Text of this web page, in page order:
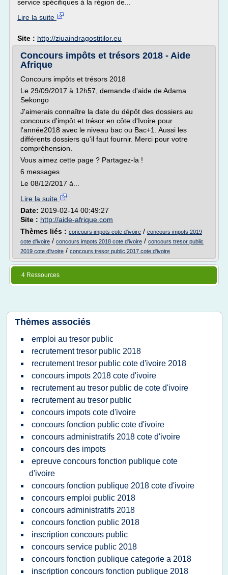
service spécifiques à la région de...
Lire la suite
Site : http://ziuaindragostitilor.eu
Concours impôts et trésors 2018 - Aide
Afrique
Concours impôts et trésors 2018
Le 29/09/2017 à 12h57, demande d'aide de Adama
Sekongo
J'aimerais connaître la date du dépôt des dossiers au
concours d'impôt et trésor en côte d'Ivoire pour
l'année2018 avec le niveau bac ou Bac+1. Aussi les
différents dossiers qu'il faut fournir. Merci pour votre
compréhension.
Vous aimez cette page ? Partagez-la !
6 messages
Le 08/12/2017 à...
Lire la suite
Date: 2019-02-14 00:49:27
Site : http://aide-afrique.com
Thèmes liés : concours impots cote d'ivoire / concours impots 2019
cote d'ivoire / concours impots 2018 cote d'ivoire / concours tresor public
2019 cote d'ivoire / concours tresor public 2017 cote d'ivoire
4 Ressources
Thèmes associés
emploi au tresor public
recrutement tresor public 2018
recrutement tresor public cote d'ivoire 2018
concours impots 2018 cote d'ivoire
recrutement au tresor public de cote d'ivoire
recrutement au tresor public
concours impots cote d'ivoire
concours fonction public cote d'ivoire
concours administratifs 2018 cote d'ivoire
concours des impots
epreuve concours fonction publique cote
d'ivoire
concours fonction publique 2018 cote d'ivoire
concours emploi public 2018
concours administratifs 2018
concours fonction public 2018
inscription concours public
concours service public 2018
concours fonction publique categorie a 2018
inscription concours fonction publique 2018